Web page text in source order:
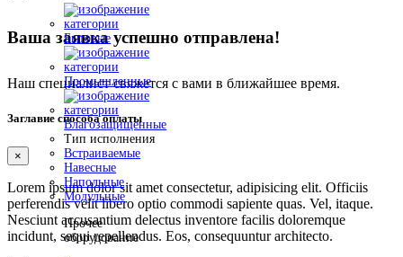
Бытовые
Промышленные
Влагозащищенные
Тип исполнения
Встраиваемые
Навесные
Напольные
Модульные
Прочее
оборудование
Ваша заявка успешно отправлена!
Наш специалист свяжется с вами в ближайшее время.
Заглавие способа оплаты
×
Lorem ipsum dolor sit amet consectetur, adipisicing elit. Officiis
perferendis velit libero optio commodi sapiente quas. Vel, itaque.
Nesciunt accusantium delectus inventore facilis doloremque
incidunt, sequi repellendus. Eos, consequuntur architecto.